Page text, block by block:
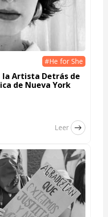
#He for She
la Artista Detrás de
de Nueva York
Leer